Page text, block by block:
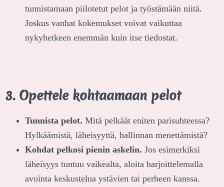
tunnistamaan piilotetut pelot ja työstämään niitä.
Joskus vanhat kokemukset voivat vaikuttaa
nykyhetkeen enemmän kuin itse tiedostat.
3. Opettele kohtaamaan pelot
Tunnista pelot. Mitä pelkäät eniten parisuhteessa?
Hylkäämistä, läheisyyttä, hallinnan menettämistä?
Kohdat pelkosi pienin askelin. Jos esimerkiksi
läheisyys tuntuu vaikealta, aloita harjoittelemalla
avointa keskustelua ystävien tai perheen kanssa.